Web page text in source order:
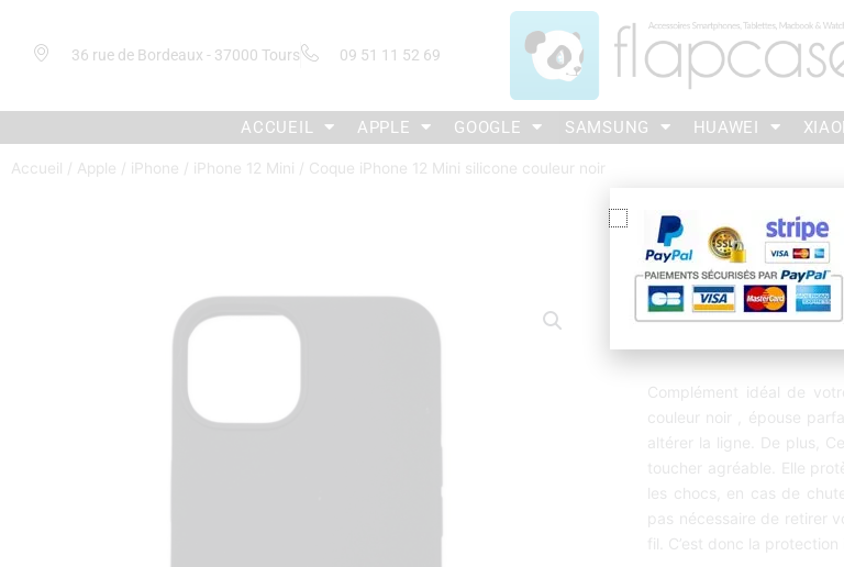
36 rue de Bordeaux - 37000 Tours 09 51 11 52 69
ACCUEIL APPLE GOOGLE SAMSUNG HUAWEI
Accueil / Apple / iPhone / iPhone 12 Mini / Coque iPhone 12 Mini silicone couleur noir
Coque IPhone
Complément idéal de
couleur noir , épouse
altérer la ligne. De plus,
toucher agréable. Elle
les chocs, en cas de
pas nécessaire de retirer
fil. C’est donc la